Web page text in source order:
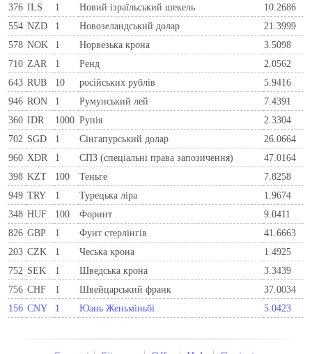
376 ILS 1 Новий ізраїльський шекель
10.2686
554 NZD 1 Новозеландський долар
21.3999
578 NOK 1 Норвезька крона
3.5098
710 ZAR 1 Ренд
2.0562
643 RUB 10 російських рублів
5.9416
946 RON 1 Румунський лей
7.4391
360 IDR 1000 Рупія
2.3304
702 SGD 1 Сінгапурський долар
26.0664
960 XDR 1 СПЗ (спеціальні права запозичення)
47.0164
398 KZT 100 Теньге
7.8258
949 TRY 1 Турецька ліра
1.9674
348 HUF 100 Форинт
9.0411
826 GBP 1 Фунт стерлінгів
41.6663
203 CZK 1 Чеська крона
1.4925
752 SEK 1 Шведська крона
3.3439
756 CHF 1 Швейцарський франк
37.0034
156 CNY 1 Юань Женьміньбі 5.0423